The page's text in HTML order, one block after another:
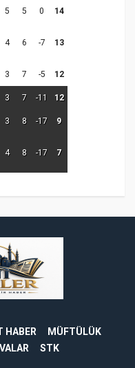
5 5 0 14
4 6 -7 13
3 7 -5 12
3 7 -11 12
3 8 -17 9
4 8 -17 7
HABER
MÜFTÜLÜK
STK